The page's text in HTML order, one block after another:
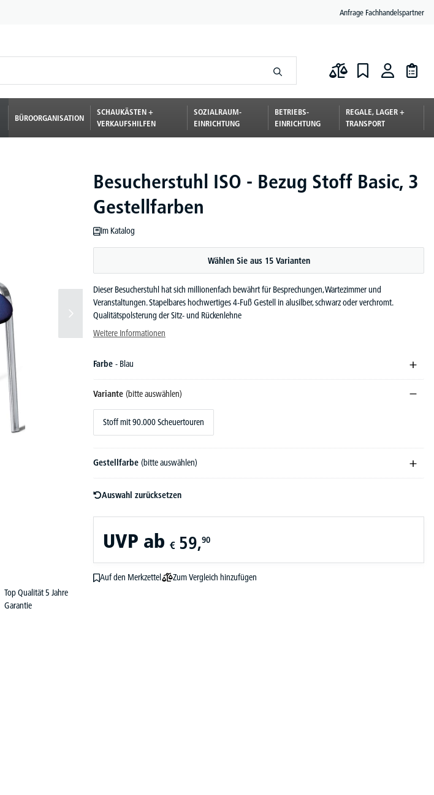
Anfrage Fachhandelspartner
BÜROORGANISATION
SCHAUKÄSTEN +
VERKAUFSHILFEN
SOZIALRAUM-
EINRICHTUNG
BETRIEBS-
EINRICHTUNG
REGALE, LAGER +
TRANSPORT
Besucherstuhl ISO - Bezug Stoff Basic, 3
Gestellfarben
Im Katalog
Wählen Sie aus 15 Varianten
Dieser Besucherstuhl hat sich millionenfach bewährt für Besprechungen, Wartezimmer und
Veranstaltungen. Stapelbares hochwertiges 4-Fuß Gestell in alusilber, schwarz oder verchromt.
Qualitätspolsterung der Sitz- und Rückenlehne
Weitere Informationen
Farbe - Blau
Variante (bitte auswählen)
Stoff mit 90.000 Scheuertouren
Gestellfarbe (bitte auswählen)
Auswahl zurücksetzen
UVP ab € 59,90
Auf den Merkzettel
Zum Vergleich hinzufügen
Top Qualität 5 Jahre
Garantie